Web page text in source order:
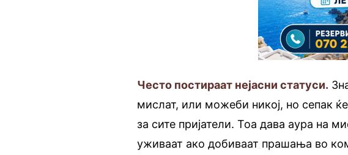
Често постираат нејасни статуси.
мислат, или можеби никој, но сепак
за сите пријатели. Тоа дава аура на
уживаат ако добиваат прашања во